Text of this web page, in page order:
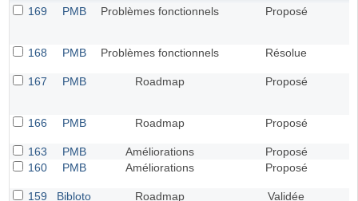
169
PMB Problèmes fonctionnels Proposé
168 PMB Problèmes fonctionnels Résolue
167 PMB Roadmap Proposé
166 PMB Roadmap Proposé
163 PMB Améliorations Proposé
160
PMB Améliorations Proposé
159 Bibloto Roadmap Validée